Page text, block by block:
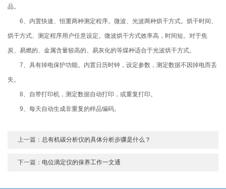
品。
6、内置快速、恒重两种测定程序。微波、光波两种烘干方式。烘干时间、
烘干方式、测定程序用户任意设定。微波烘干方式效率高，时间短。对于焦
炭、易燃的、金属含量较高的、易灰化的等煤种适合于光波烘干方式。
7、具有掉电保护功能。内置日历时钟，设定参数，测定数据不因掉电而丢
失。
8、自带打印机，测定数据自动打印，或重复打印。
9、每天自动生成非重复的样品编码。
上一篇：总有机碳分析仪的具体分析步骤是什么？
下一篇： 电位滴定仪的保养工作一文通